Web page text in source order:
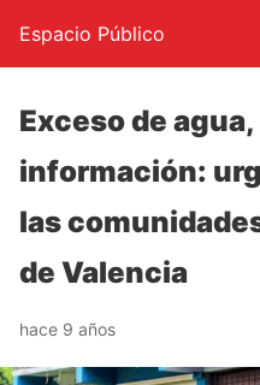
Espacio Público
Exceso de
información:
las
de Valencia
hace 9 años